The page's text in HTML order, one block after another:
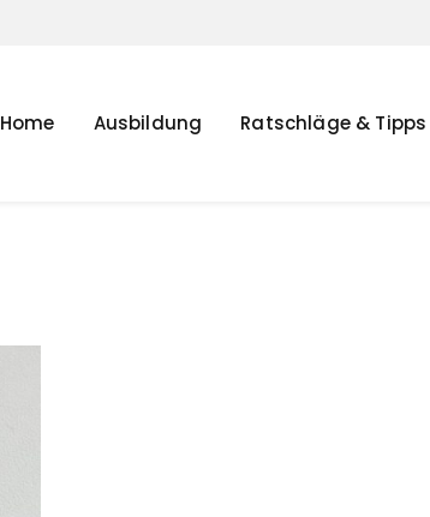
Home Ausbildung Ratschläge & Tipps